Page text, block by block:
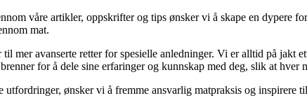
våre artikler, oppskrifter og tips ønsker vi å skape en dypere
mat.
avanserte retter for spesielle anledninger. Vi er alltid på jakt
for å dele sine erfaringer og kunnskap med deg, slik at hver
ønsker vi å fremme ansvarlig matpraksis og inspirere